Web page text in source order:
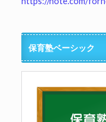
保育塾ベーシック